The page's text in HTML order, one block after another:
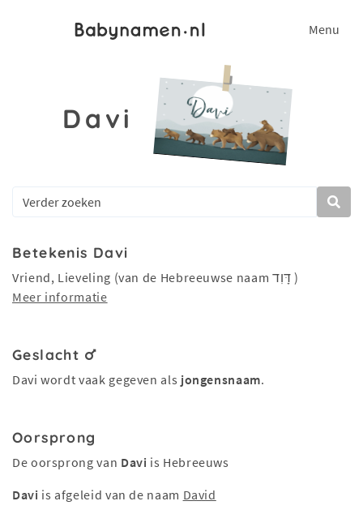
Menu
Davi
Betekenis Davi
Vriend, Lieveling (van de Hebreeuwse naam דָּוִד )
Meer informatie
Geslacht
Davi wordt vaak gegeven als jongensnaam.
Oorsprong
De oorsprong van Davi is Hebreeuws
Davi is afgeleid van de naam David